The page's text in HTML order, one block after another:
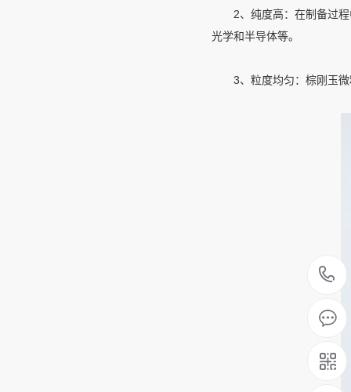
2、纯度高：在制备过程
光学和半导体等。
3、粒度均匀：棕刚玉微